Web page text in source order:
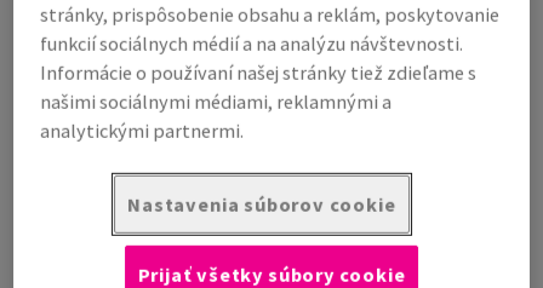
Tiež by vás mohlo zaujímať
Zmršťovacia fólia, rola, 25 µm, 400 mm x 800.00
m, priemer dutinky: 76 m...
Cena podľa množstva už od €
/ 1 Kotúč/Rolka
INFORMÁCIE O TECHNICKÁ
DOKUMENTÁCIA
stránky, prispôsobenie obsahu a reklám, poskytovanie
funkcií sociálnych médií a na analýzu návštevnosti.
Informácie o používaní našej stránky tiež zdieľame s
našimi sociálnymi médiami, reklamnými a
analytickými partnermi.
Nastavenia súborov cookie
Prijať všetky súbory cookie